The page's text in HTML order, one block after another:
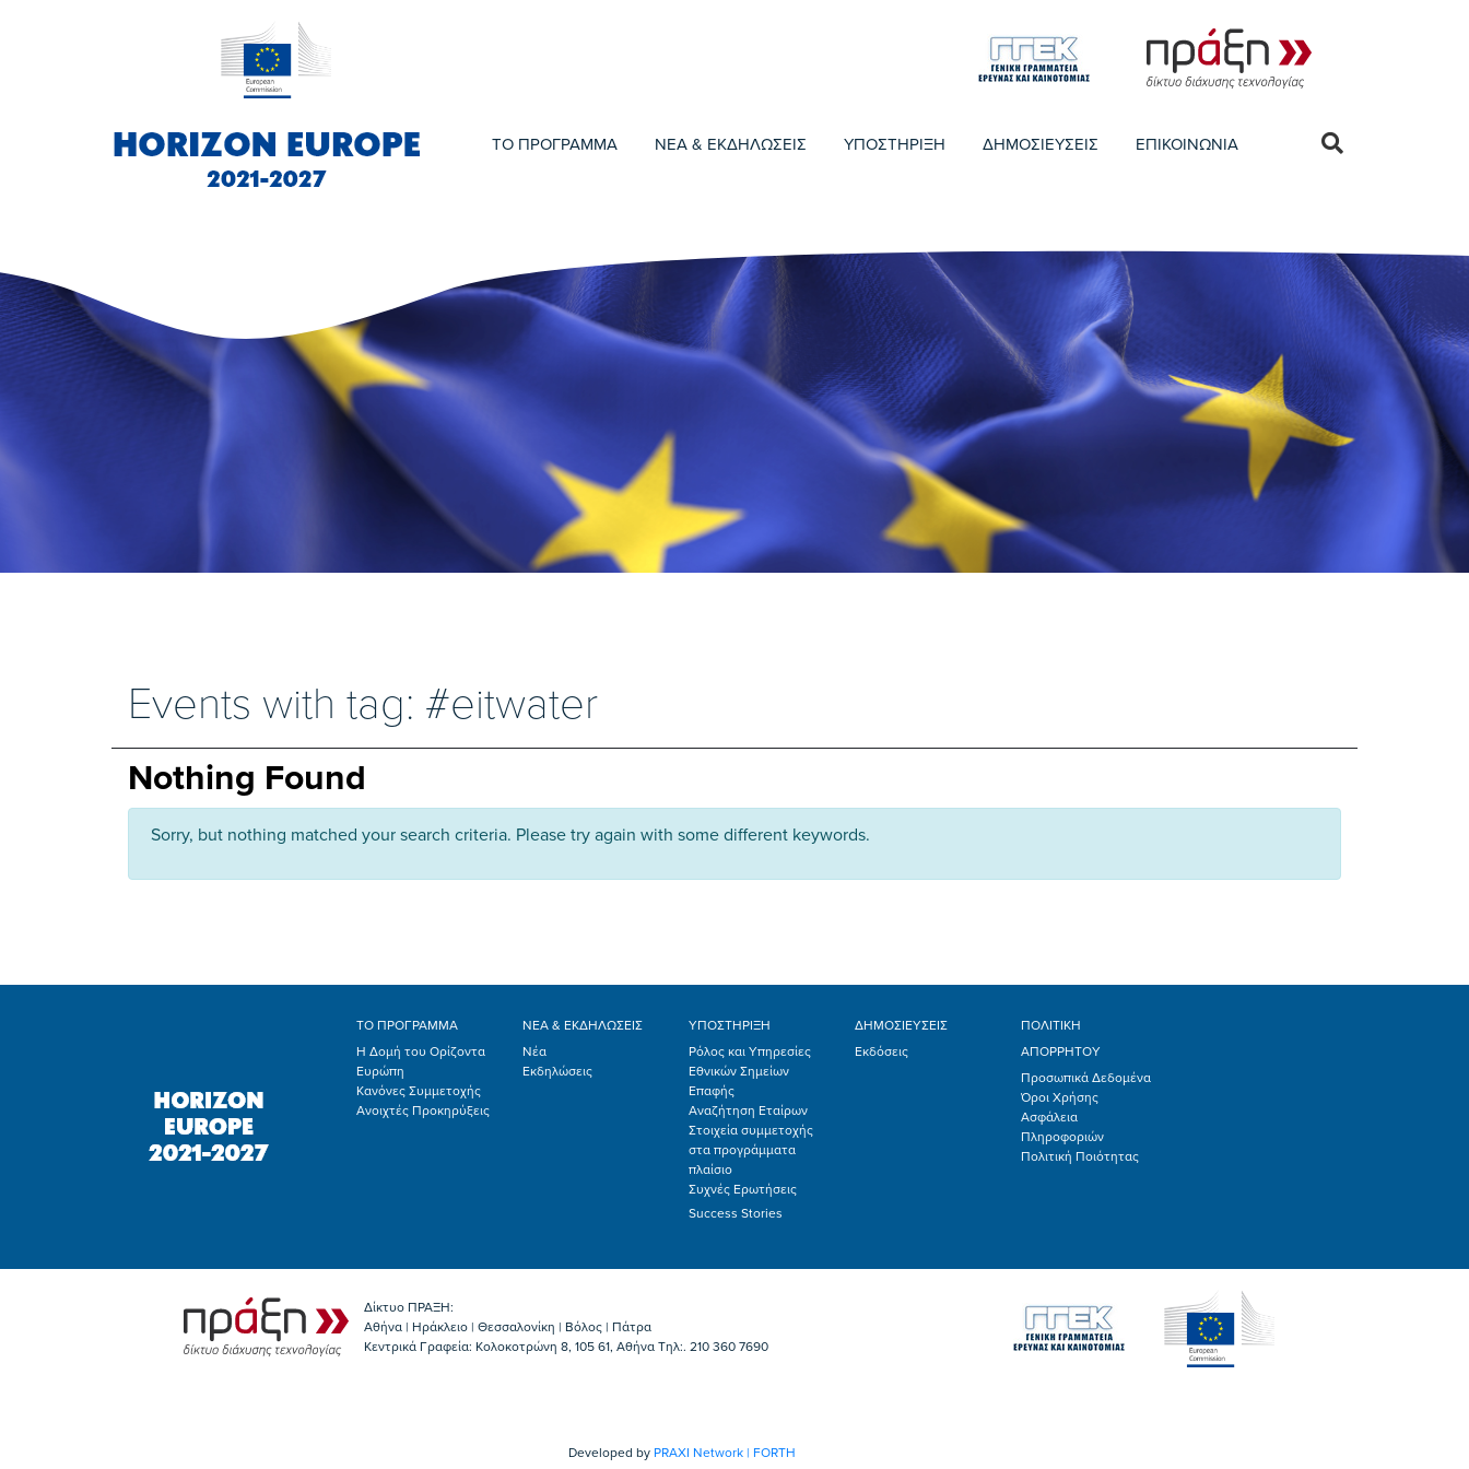
ΤΟ ΠΡΟΓΡΑΜΜΑ ΝΕΑ & ΕΚΔΗΛΩΣΕΙΣ ΥΠΟΣΤΗΡΙΞΗ ΔΗΜΟΣΙΕΥΣΕΙΣ ΕΠΙΚΟΙΝΩΝΙΑ
Events with tag: #eitwater
Nothing Found
Sorry, but nothing matched your search criteria. Please try again with some different keywords.
ΤΟ ΠΡΟΓΡΑΜΜΑ
Η Δομή του Ορίζοντα
Ευρώπη
Κανόνες Συμμετοχής
Ανοιχτές Προκηρύξεις
ΝΕΑ & ΕΚΔΗΛΩΣΕΙΣ
Νέα
Εκδηλώσεις
ΥΠΟΣΤΗΡΙΞΗ
Ρόλος και Υπηρεσίες
Εθνικών Σημείων
Επαφής
Αναζήτηση Εταίρων
Στοιχεία συμμετοχής
στα προγράμματα
πλαίσιο
Συχνές Ερωτήσεις
Success Stories
ΔΗΜΟΣΙΕΥΣΕΙΣ
Εκδόσεις
ΠΟΛΙΤΙΚΗ
ΑΠΟΡΡΗΤΟΥ
Προσωπικά Δεδομένα
Όροι Χρήσης
Ασφάλεια
Πληροφοριών
Πολιτική Ποιότητας
Δίκτυο ΠΡΑΞΗ:
Αθήνα | Ηράκλειο | Θεσσαλονίκη | Βόλος | Πάτρα
Κεντρικά Γραφεία: Kολοκοτρώνη 8, 105 61, Αθήνα Τηλ:. 210 360 7690
Developed by PRAXI Network | FORTH